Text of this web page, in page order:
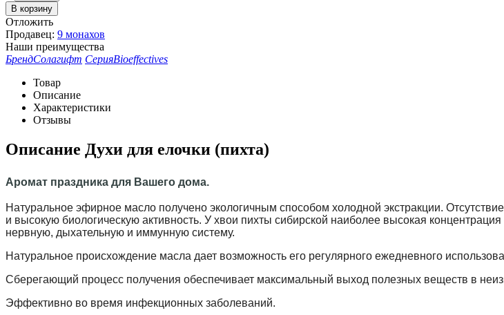
В корзину
Отложить
Продавец: 9 монахов
Наши преимущества
БрендСолагифт СерияBioeffectives
Товар
Описание
Характеристики
Отзывы
Описание Духи для елочки (пихта)
Аромат праздника для Вашего дома.
Натуральное эфирное масло получено экологичным способом холодной экстракции.
и высокую биологическую активность. У хвои пихты сибирской наиболее высокая
нервную, дыхательную и иммунную систему.
Натуральное происхождение масла дает возможность его регулярного ежедневного
Сберегающий процесс получения обеспечивает максимальный выход полезных веществ в
Эффективно во время инфекционных заболеваний.